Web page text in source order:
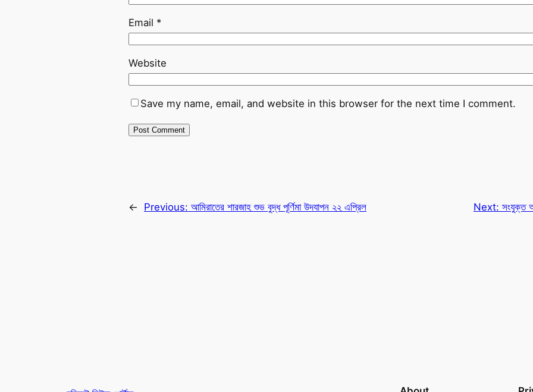
Email *
Website
Save my name, email, and website in this browser for the next time I comment.
← Previous: আমিরাতের শারজাহ শুভ বুদ্ধ পূর্ণিমা উদযাপন ২২ এপ্রিল Next: সংযুক্ত